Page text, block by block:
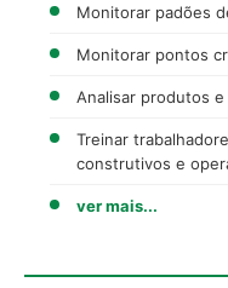
Monitorar padões
Monitorar pontos
Analisar produtos
Treinar
construtivos e
ver mais...